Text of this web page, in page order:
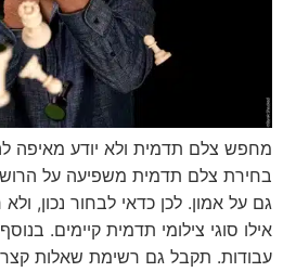
מחפש צלם תדמית ולא יודע מאיפה
בחירת צלם תדמית משפיעה על
גם על אמון. לכן כדאי לבחור נכון,
אילו סוגי צילומי תדמית קיימים.
עבודות. תקבל גם רשימת שאלות